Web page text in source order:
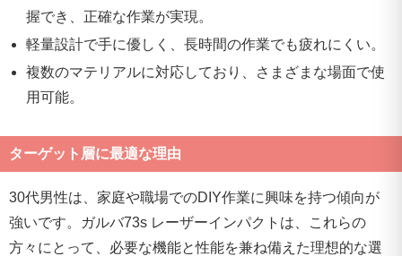
握でき、正確な作業が実現。
軽量設計で手に優しく、長時間の作業でも疲れにくい。
複数のマテリアルに対応しており、さまざまな場面で使
用可能。
ターゲット層に最適な理由
30代男性は、家庭や職場でのDIY作業に興味を持つ傾向が
強いです。ガルバ73s レーザーインパクトは、これらの
方々にとって、必要な機能と性能を兼ね備えた理想的な選